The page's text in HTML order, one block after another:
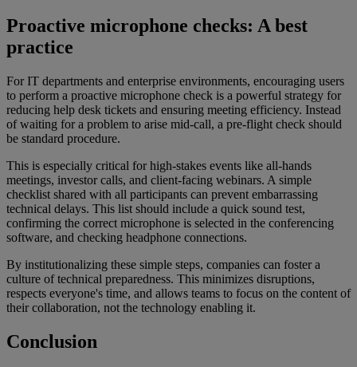
Proactive microphone checks: A best
practice
For IT departments and enterprise environments, encouraging users
to perform a proactive microphone check is a powerful strategy for
reducing help desk tickets and ensuring meeting efficiency. Instead
of waiting for a problem to arise mid-call, a pre-flight check should
be standard procedure.
This is especially critical for high-stakes events like all-hands
meetings, investor calls, and client-facing webinars. A simple
checklist shared with all participants can prevent embarrassing
technical delays. This list should include a quick sound test,
confirming the correct microphone is selected in the conferencing
software, and checking headphone connections.
By institutionalizing these simple steps, companies can foster a
culture of technical preparedness. This minimizes disruptions,
respects everyone's time, and allows teams to focus on the content of
their collaboration, not the technology enabling it.
Conclusion